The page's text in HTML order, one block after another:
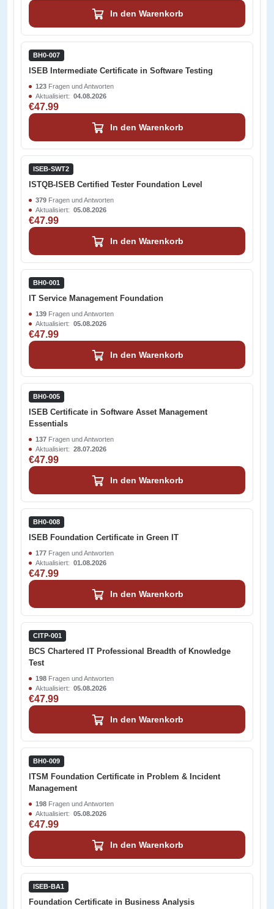
In den Warenkorb
BH0-007
ISEB Intermediate Certificate in Software Testing
123 Fragen und Antworten
Aktualisiert: 04.08.2026
€47.99
In den Warenkorb
ISEB-SWT2
ISTQB-ISEB Certified Tester Foundation Level
379 Fragen und Antworten
Aktualisiert: 05.08.2026
€47.99
In den Warenkorb
BH0-001
IT Service Management Foundation
139 Fragen und Antworten
Aktualisiert: 05.08.2026
€47.99
In den Warenkorb
BH0-005
ISEB Certificate in Software Asset Management
Essentials
137 Fragen und Antworten
Aktualisiert: 28.07.2026
€47.99
In den Warenkorb
BH0-008
ISEB Foundation Certificate in Green IT
177 Fragen und Antworten
Aktualisiert: 01.08.2026
€47.99
In den Warenkorb
CITP-001
BCS Chartered IT Professional Breadth of Knowledge
Test
198 Fragen und Antworten
Aktualisiert: 05.08.2026
€47.99
In den Warenkorb
BH0-009
ITSM Foundation Certificate in Problem & Incident
Management
198 Fragen und Antworten
Aktualisiert: 05.08.2026
€47.99
In den Warenkorb
ISEB-BA1
Foundation Certificate in Business Analysis